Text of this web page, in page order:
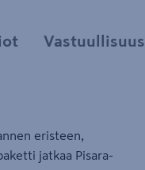
Vastuullisuus
eristeen,
jatkaa Pisara-